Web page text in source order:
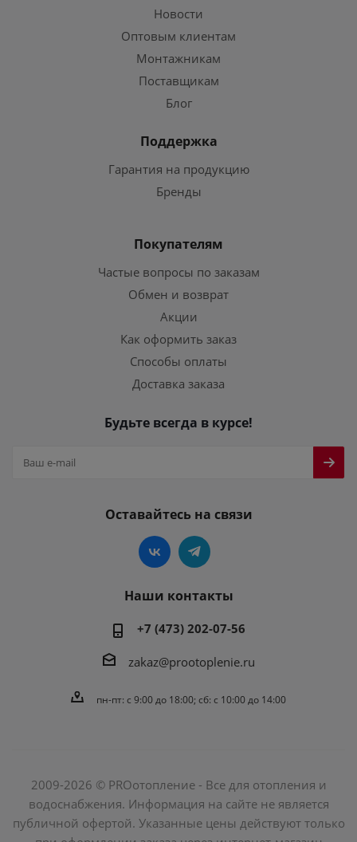
Новости
Оптовым клиентам
Монтажникам
Поставщикам
Блог
Поддержка
Гарантия на продукцию
Бренды
Покупателям
Частые вопросы по заказам
Обмен и возврат
Акции
Как оформить заказ
Способы оплаты
Доставка заказа
Будьте всегда в курсе!
Оставайтесь на связи
Наши контакты
+7 (473) 202-07-56
zakaz@prootoplenie.ru
пн-пт: c 9:00 до 18:00; сб: с 10:00 до 14:00
2009-2026 © PROотопление - Все для отопления и
водоснабжения. Информация на сайте не является
публичной офертой. Указанные цены действуют только